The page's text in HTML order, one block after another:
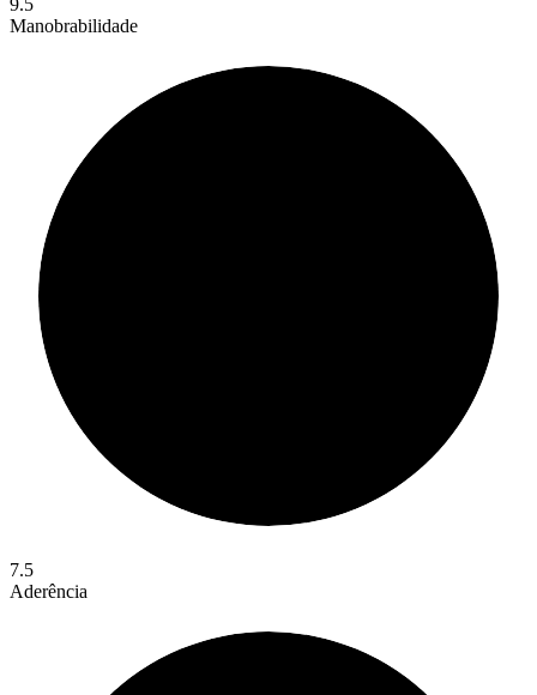
Manobrabilidade
7.5
Aderência